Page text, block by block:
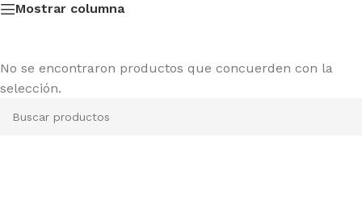
Mostrar columna
No se encontraron productos que concuerden con la
selección.